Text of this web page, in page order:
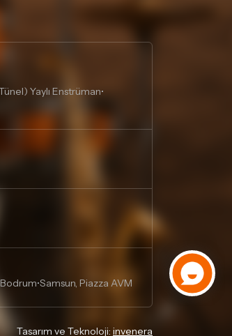
Yaylı Enstrüman•
•Samsun, Piazza AVM
Tasarım ve Teknoloji: invenera